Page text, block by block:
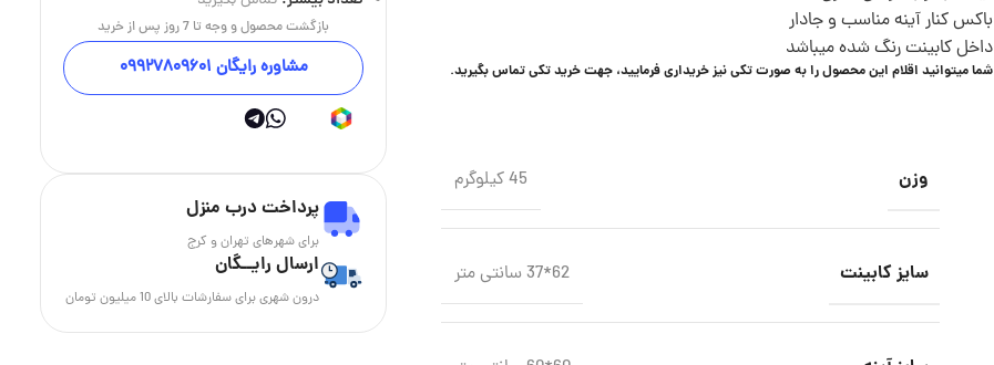
باکس کنار آینه مناسب و جادار
داخل کابینت رنگ شده میباشد
شما میتوانید اقلام این محصول را به صورت تکی نیز خریداری فرمایید، جهت خرید تکی تماس بگیرید.
وزن 45 کیلوگرم
سایز کابینت 62*37 سانتی متر
بازگشت محصول و وجه تا 7 روز پس از خرید
مشاوره رایگان 09927809601
پرداخت درب منزل
برای شهرهای تهران و کرج
ارسال رایــگان
درون شهری برای سفارشات بالای 10 میلیون تومان